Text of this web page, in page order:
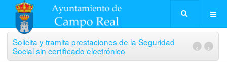
Solicita y tramita prestaciones de la Seguridad
Social sin certificado electrónico
›
‹